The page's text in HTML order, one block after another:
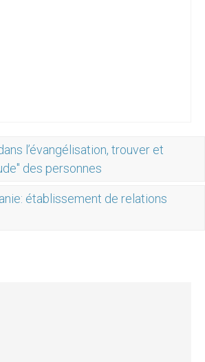
l’évangélisation, trouver et
des personnes
établissement de relations